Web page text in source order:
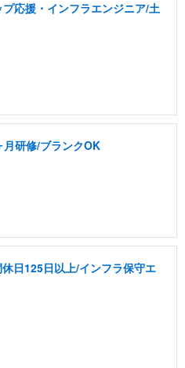
応援・インフラエンジニア/土
研修/ブランクOK
日125日以上/インフラ保守エ